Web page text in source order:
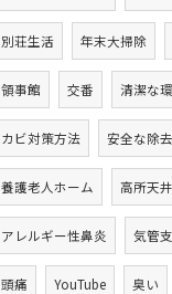
別荘生活 年末大掃除
領事館 交番 清潔な
カビ対策方法 安全な除
養護老人ホーム 高所天井
アレルギー性鼻炎 気管
頭痛 YouTube 臭い